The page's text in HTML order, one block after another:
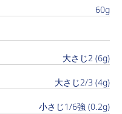
60g
大さじ2 (6g)
大さじ2/3 (4g)
小さじ1/6強 (0.2g)